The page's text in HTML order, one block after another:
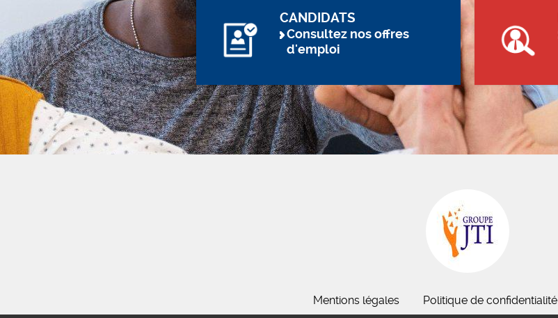
CANDIDATS
Consultez nos offres
d'emploi
Mentions légales Politique de confidentialité